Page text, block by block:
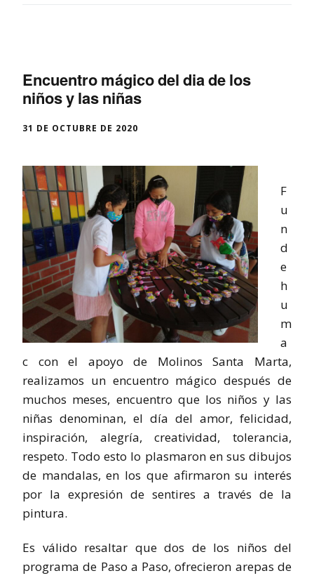
Encuentro mágico del dia de los
niños y las niñas
31 DE OCTUBRE DE 2020
F
u
n
d
e
h
u
m
a
c con el apoyo de Molinos Santa Marta,
realizamos un encuentro mágico después de
muchos meses, encuentro que los niños y las
niñas denominan, el día del amor, felicidad,
inspiración, alegría, creatividad, tolerancia,
respeto. Todo esto lo plasmaron en sus dibujos
de mandalas, en los que afirmaron su interés
por la expresión de sentires a través de la
pintura.
Es válido resaltar que dos de los niños del
programa de Paso a Paso, ofrecieron arepas de